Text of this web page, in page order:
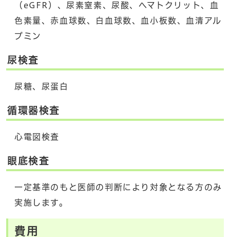
（eGFR）、尿素窒素、尿酸、ヘマトクリット、血
色素量、赤血球数、白血球数、血小板数、血清アル
ブミン
尿検査
尿糖、尿蛋白
循環器検査
心電図検査
眼底検査
一定基準のもと医師の判断により対象となる方のみ
実施します。
費用